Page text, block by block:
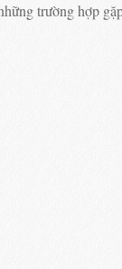
trường hợp